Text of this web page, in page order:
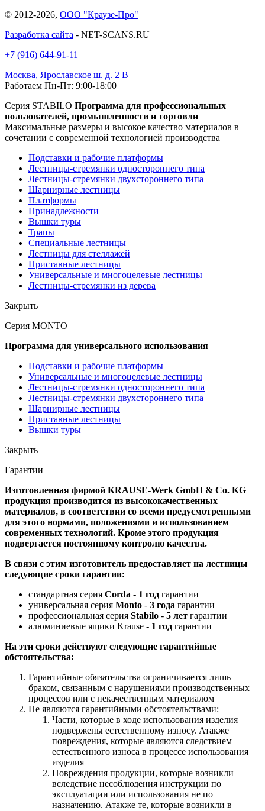
© 2012-2026, ООО "Краузе-Про"
Разработка сайта - NET-SCANS.RU
+7 (916) 644-91-11
Москва, Ярославское ш. д. 2 В
Работаем Пн-Пт: 9:00-18:00
Серия STABILO Программа для профессиональных
пользователей, промышленности и торговли
Максимальные размеры и высокое качество материалов в
сочетании с современной технологией производства
Подставки и рабочие платформы
Лестницы-стремянки одностороннего типа
Лестницы-стремянки двухстороннего типа
Шарнирные лестницы
Платформы
Принадлежности
Вышки туры
Трапы
Специальные лестницы
Лестницы для стеллажей
Приставные лестницы
Универсальные и многоцелевые лестницы
Лестницы-стремянки из дерева
Закрыть
Серия MONTO
Программа для универсального использования
Подставки и рабочие платформы
Универсальные и многоцелевые лестницы
Лестницы-стремянки одностороннего типа
Лестницы-стремянки двухстороннего типа
Шарнирные лестницы
Приставные лестницы
Вышки туры
Закрыть
Гарантии
Изготовленная фирмой KRAUSE-Werk GmbH & Со. KG
продукция производится из высококачественных
материалов, в соответствии со всеми предусмотренными
для этого нормами, положениями и использованием
современных технологий. Кроме этого продукция
подвергается постоянному контролю качества.
В связи с этим изготовитель предоставляет на лестницы
следующие сроки гарантии:
стандартная серия Corda - 1 год гарантии
универсальная серия Monto - 3 года гарантии
профессиональная серия Stabilo - 5 лет гарантии
алюминиевые ящики Krause - 1 год гарантии
На эти сроки действуют следующие гарантийные
обстоятельства:
Гарантийные обязательства ограничивается лишь
браком, связанным с нарушениями производственных
процессов или с некачественным материалом
Не являются гарантийными обстоятельствами:
Части, которые в ходе использования изделия
подвержены естественному износу. Атакже
повреждения, которые являются следствием
естественного износа в процессе использования
изделия
Повреждения продукции, которые возникли
вследствие несоблюдения инструкции по
эксплуатации или использования не по
назначению. Атакже те, которые возникли в